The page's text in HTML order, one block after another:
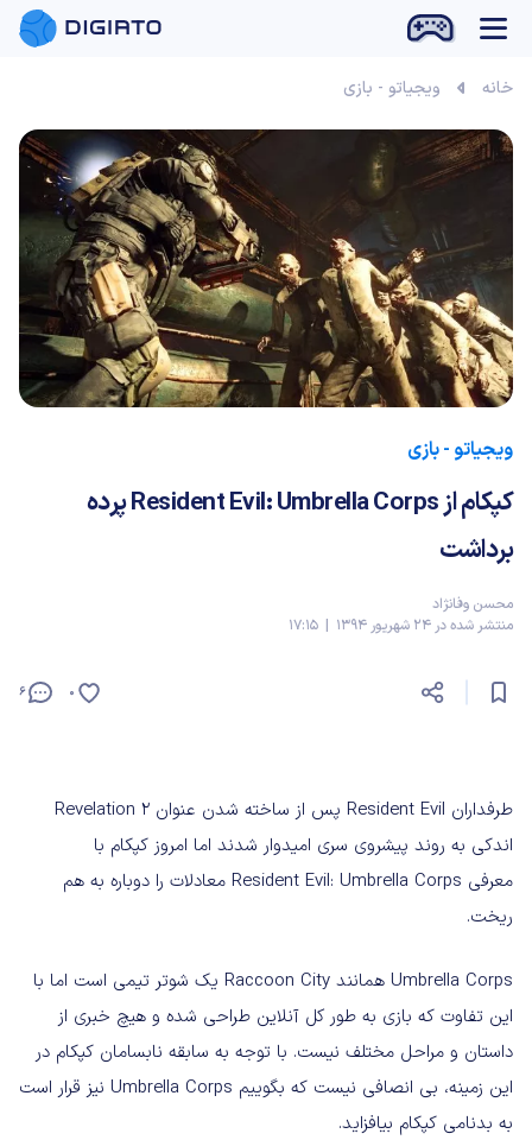
بازی آنلاین
خانه ویجیاتو - بازی
ویجیاتو - بازی
کپکام از Resident Evil: Umbrella Corps پرده
برداشت
محسن وفانژاد
منتشر شده در 24 شهریور 1394 | 17:15
6 0
طرفداران Resident Evil پس از ساخته شدن عنوان Revelation 2
اندکی به روند پیشروی سری امیدوار شدند اما امروز کپکام با
معرفی Resident Evil: Umbrella Corps معادلات را دوباره به هم
ریخت.
Umbrella Corps همانند Raccoon City یک شوتر تیمی است اما با
این تفاوت که بازی به طور کل آنلاین طراحی شده و هیچ خبری از
داستان و مراحل مختلف نیست. با توجه به سابقه نابسامان کپکام در
این زمینه، بی انصافی نیست که بگوییم Umbrella Corps نیز قرار است
به بدنامی کپکام بیافزاید.